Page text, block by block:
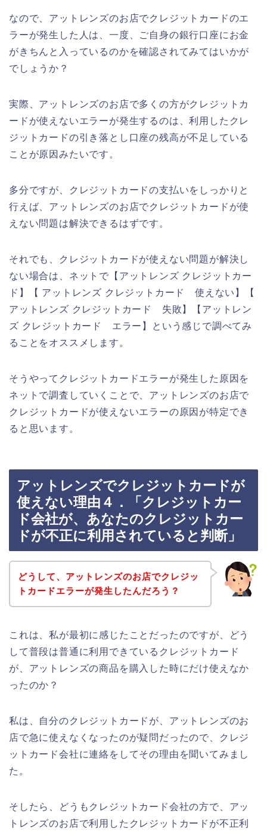
なので、アットレンズのお店でクレジットカードのエ
ラーが発生した人は、一度、ご自身の銀行口座にお金
がきちんと入っているのかを確認されてみてはいかが
でしょうか？
実際、アットレンズのお店で多くの方がクレジットカ
ードが使えないエラーが発生するのは、利用したクレ
ジットカードの引き落とし口座の残高が不足している
ことが原因みたいです。
多分ですが、クレジットカードの支払いをしっかりと
行えば、アットレンズのお店でクレジットカードが使
えない問題は解決できるはずです。
それでも、クレジットカードが使えない問題が解決し
ない場合は、ネットで【アットレンズ クレジットカー
ド】【 アットレンズ クレジットカード 使えない】【
アットレンズ クレジットカード 失敗】【アットレン
ズ クレジットカード エラー】という感じで調べてみ
ることをオススメします。
そうやってクレジットカードエラーが発生した原因を
ネットで調査していくことで、アットレンズのお店で
クレジットカードが使えないエラーの原因が特定でき
ると思います。
アットレンズでクレジットカードが
使えない理由４．「クレジットカー
ド会社が、あなたのクレジットカー
ドが不正に利用されていると判断」
どうして、アットレンズのお店でクレジッ
トカードエラーが発生したんだろう？
これは、私が最初に感じたことだったのですが、どう
して普段は普通に利用できているクレジットカード
が、アットレンズの商品を購入した時にだけ使えなか
ったのか？
私は、自分のクレジットカードが、アットレンズのお
店で急に使えなくなったのが疑問だったので、クレジ
ットカード会社に連絡をしてその理由を聞いてみまし
た。
そしたら、どうもクレジットカード会社の方で、アッ
トレンズのお店で利用したクレジットカードが不正利